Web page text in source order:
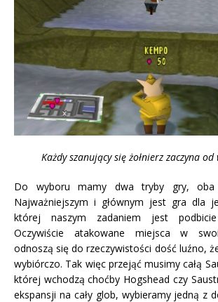
Każdy szanujący się żołnierz zaczyna
Do wyboru mamy dwa tryby gry, oba
Najważniejszym i głównym jest gra dla
której naszym zadaniem jest
Oczywiście atakowane miejsca w
odnoszą się do rzeczywistości dość luźno,
wybiórczo. Tak więc przejąć musimy całą
której wchodzą choćby Hogshead czy
ekspansji na cały glob, wybieramy jedną z